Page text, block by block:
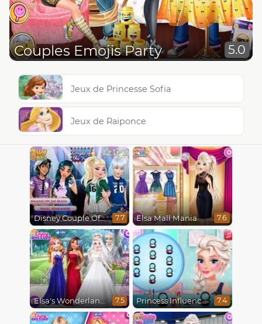
Couples Emojis Party 5.0
Jeux de Princesse Sofia
Jeux de Raiponce
Disney Couple Of The Year 7.7 Elsa Mall Mania 7.6
Elsa's Wonderland Wedding 7.5 Princess Influencer Winter Wonderland 7.4